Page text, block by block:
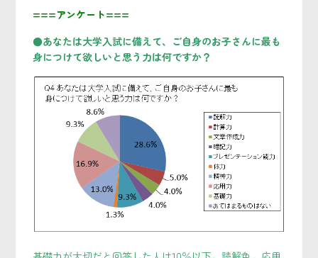
===アンケート===
●あなたは大学入試に備えて、ご自身のお子さんに最も
身につけて欲しいと思う力は何ですか？